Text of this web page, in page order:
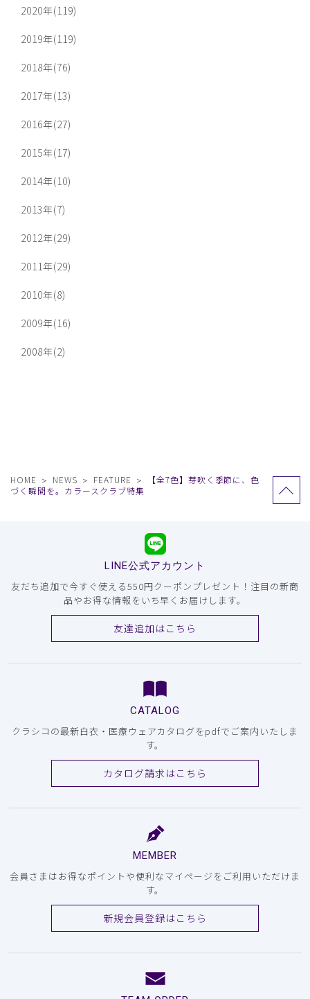
2020年(119)
2019年(119)
2018年(76)
2017年(13)
2016年(27)
2015年(17)
2014年(10)
2013年(7)
2012年(29)
2011年(29)
2010年(8)
2009年(16)
2008年(2)
HOME NEWS FEATURE
【全7色】芽吹く季節に、色
づく瞬間を。カラースクラブ特集
LINE公式アカウント
友だち追加で今すぐ使える550円クーポンプレゼント！注目の新商
品やお得な情報をいち早くお届けします。
友達追加はこちら
CATALOG
クラシコの最新白衣・医療ウェアカタログをpdfでご案内いたしま
す。
カタログ請求はこちら
MEMBER
会員さまはお得なポイントや便利なマイページをご利用いただけま
す。
新規会員登録はこちら